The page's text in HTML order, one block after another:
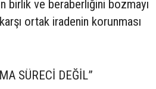
birlik ve beraberliğini bozmayı
ortak iradenin korunması
SÜRECİ DEĞİL”